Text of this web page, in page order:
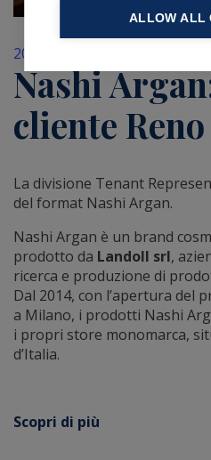
ALLOW ALL
20 Luglio 2020
Nashi
cliente Reno
La divisione Tenant
del format Nashi Argan.
Nashi Argan è un brand
prodotto da Landoll srl,
ricerca e produzione di
Dal 2014, con l’apertura del
a Milano, i prodotti Nashi
i propri store monomarca,
d’Italia.
Scopri di più